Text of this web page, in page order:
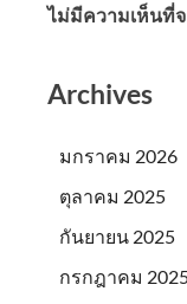
ไม่มีความเห็นที่
Archives
มกราคม 2026
ตุลาคม 2025
กันยายน 2025
กรกฎาคม